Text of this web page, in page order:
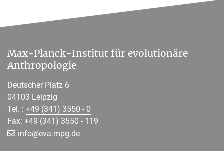
Max-Planck-Institut für evolutionäre
Anthropologie
Deutscher Platz 6
04103 Leipzig
Tel. : +49 (341) 3550 - 0
Fax: +49 (341) 3550 - 119
info@[>>> Please remove the text! <<<]
eva.mpg.de